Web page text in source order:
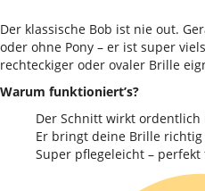
Der klassische Bob ist nie out.
oder ohne Pony – er ist super
rechteckiger oder ovaler Brille
Warum funktioniert’s?
Der Schnitt wirkt
Er bringt deine Brille richtig
Super pflegeleicht –